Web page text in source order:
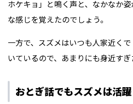
ホケキョ」と鳴く声と、なかなか
な感じを覚えたのでしょう。
一方で、スズメはいつも人家近く
いているので、あまりにも身近すぎ
おとぎ話でもスズメは活躍